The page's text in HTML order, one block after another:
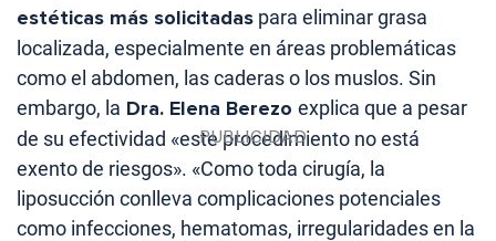
estéticas más solicitadas para eliminar grasa
localizada, especialmente en áreas problemáticas
como el abdomen, las caderas o los muslos. Sin
embargo, la Dra. Elena Berezo explica que a pesar
de su efectividad «este procedimiento no está
exento de riesgos». «Como toda cirugía, la
liposucción conlleva complicaciones potenciales
como infecciones, hematomas, irregularidades en la